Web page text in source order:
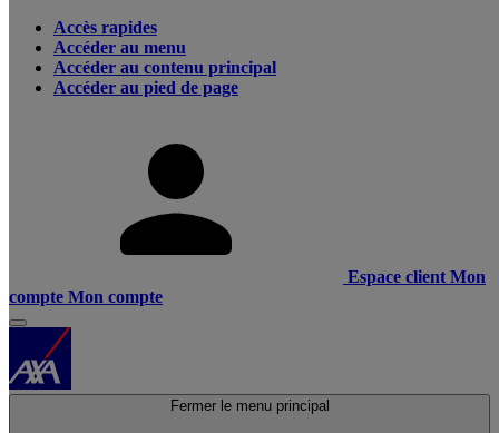
Accès rapides
Accéder au menu
Accéder au contenu principal
Accéder au pied de page
Espace client Mon
compte Mon compte
Fermer le menu principal